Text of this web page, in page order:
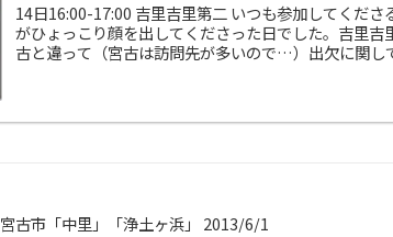
14日16:00-17:00 吉里吉里第二 いつも参加してくだ
がひょっこり顔を出してくださった日でした。吉里
古と違って（宮古は訪問先が多いので…）出欠に関し
宮古市「中里」「浄土ヶ浜」 2013/6/1